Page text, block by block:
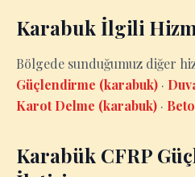
Karabuk İlgili
Bölgede sunduğumuz diğer
Güçlendirme (karabuk) ·
Karot Delme (karabuk) ·
Karabük CFRP